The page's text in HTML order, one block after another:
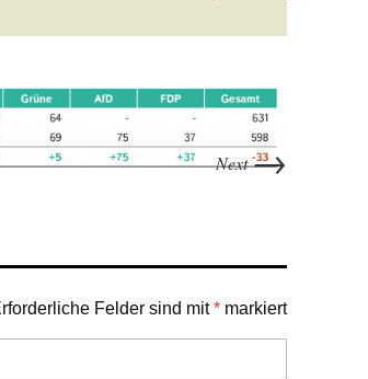
Next→
Felder sind mit* markiert